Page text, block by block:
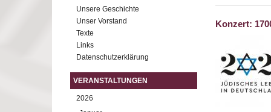
Unsere Geschichte
Unser Vorstand
Texte
Links
Datenschutzerklärung
VERANSTALTUNGEN
2026
Konzert: